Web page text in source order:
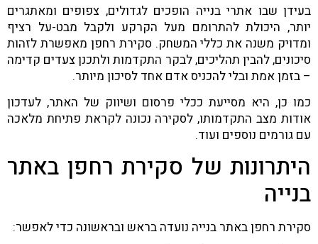
בעידן שבו אתרי בנייה הופכים לגדולים, צפופים ומאתגרים
יותר, היכולת להתרומם מעל הקרקע ולקבל מבט-על רציף
ומדויק משנה את כללי המשחק. סקירת רחפן מאפשרת לזהות
סיכונים, להבין תהליכים, לבקר התקדמות ולתכנן צעדים קדימה
– בזמן אמת ובלי להכניס אדם אחד לסיכון מיותר.
כמו כן, היא מסייעת ככלי פרסום ושיווק של האתר, לעדכון
אודות מצב התקדמותו, לסקירה נכונה לקראת פתיחת מלאכה
עם גורמים נוספים ועוד.
היתרונות של סקירת רחפן באתר
בנייה
סקירת רחפן באתר בנייה נועדה בראש ובראשונה כדי לאפשר: